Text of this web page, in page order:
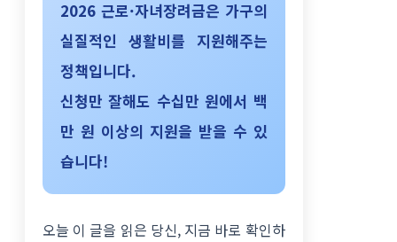
2026 근로·자녀장려금은 가구의
실질적인 생활비를 지원해주는
정책입니다.
신청만 잘해도 수십만 원에서 백
만 원 이상의 지원을 받을 수 있
습니다!
오늘 이 글을 읽은 당신, 지금 바로 확인하